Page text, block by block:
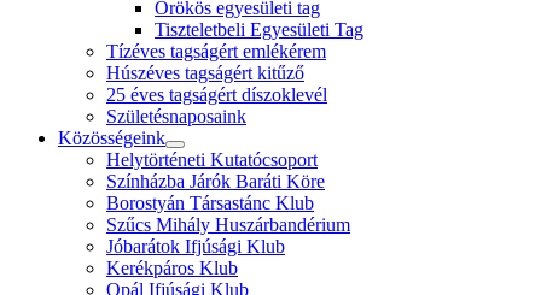
Örökös egyesületi tag
Tiszteletbeli Egyesületi Tag
Tízéves tagságért emlékérem
Húszéves tagságért kitűző
25 éves tagságért díszoklevél
Születésnaposaink
Közösségeink
Helytörténeti Kutatócsoport
Színházba Járók Baráti Köre
Borostyán Társastánc Klub
Szűcs Mihály Huszárbandérium
Jóbarátok Ifjúsági Klub
Kerékpáros Klub
Opál Ifjúsági Klub